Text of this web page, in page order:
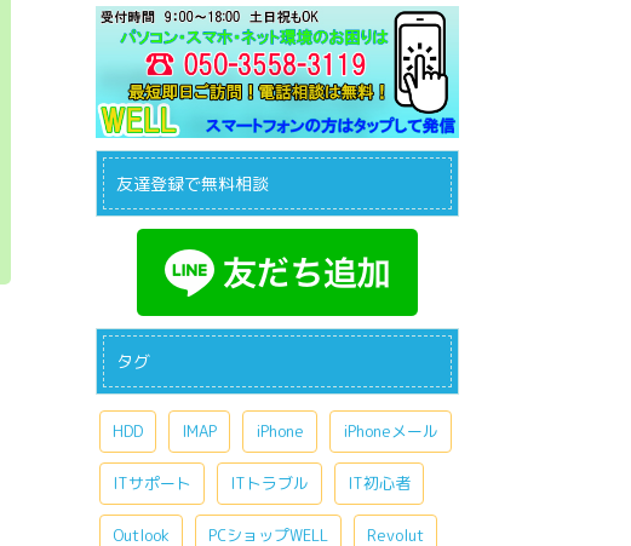
友達登録で無料相談
タグ
HDD IMAP iPhone iPhoneメール
ITサポート ITトラブル IT初心者
Outlook PCショップWELL Revolut